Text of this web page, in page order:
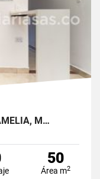
M…
50
Área m2